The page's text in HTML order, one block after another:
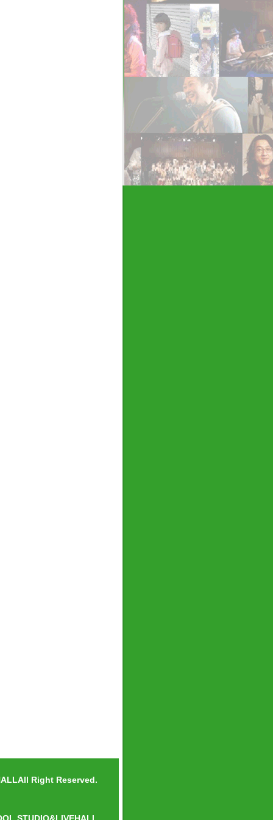
Right Reserved.